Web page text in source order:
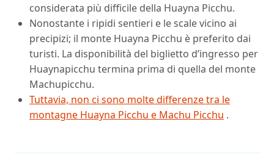
considerata più difficile della Huayna Picchu.
Nonostante i ripidi sentieri e le scale vicino ai
precipizi; il monte Huayna Picchu è preferito dai
turisti. La disponibilità del biglietto d’ingresso per
Huaynapicchu termina prima di quella del monte
Machupicchu.
Tuttavia, non ci sono molte differenze tra le
montagne Huayna Picchu e Machu Picchu .